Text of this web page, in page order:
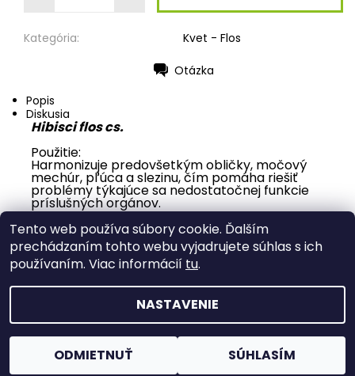
Kategória: Kvet - Flos
Otázka
Popis
Diskusia
Hibisci flos cs.
Použitie:
Harmonizuje predovšetkým obličky, močový
mechúr, pľúca a slezinu, čím pomáha riešiť
problémy týkajúce sa nedostatočnej funkcie
príslušných orgánov.
Buďte prvý, kto napíše príspevok k tejto položke.
Pridať komentár
nastavenie cookies
Vytvoril Shoptet
Tento web používa súbory cookie. Ďalším
prechádzaním tohto webu vyjadrujete súhlas s ich
používaním. Viac informácií tu.
NASTAVENIE
ODMIETNUŤ SÚHLASÍM